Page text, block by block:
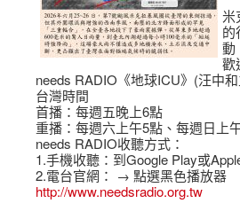
米
的
動
歡
needs RADIO《地球ICU》(汪中
台灣時間
首播：每週五晚上6點
重播：每週六上午5點、每週日上
needs RADIO收聽方式：
1.手機收聽：到Google Play或
2.電台官網：
http://www.needsradio.org.tw
→ 點選黑色播放器